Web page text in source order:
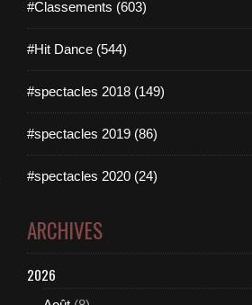
#Classements (603)
#Hit Dance (544)
#spectacles 2018 (149)
#spectacles 2019 (86)
#spectacles 2020 (24)
ARCHIVES
2026